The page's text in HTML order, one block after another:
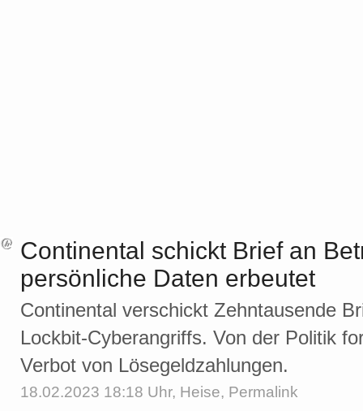
Continental schickt Brief an
persönliche Daten erbeutet
Continental verschickt Zehntausende
Lockbit-Cyberangriffs. Von der Politik
Verbot von Lösegeldzahlungen.
18.02.2023 18:18 Uhr, Heise, Permalink